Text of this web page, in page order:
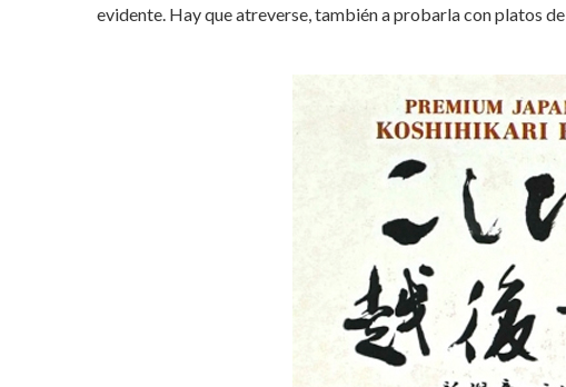
evidente. Hay que atreverse, también a probarla con platos de